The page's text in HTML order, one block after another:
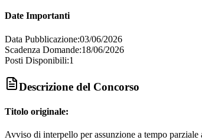
Date Importanti
Data Pubblicazione:03/06/2026
Scadenza Domande:18/06/2026
Posti Disponibili:1
Descrizione del Concorso
Titolo originale:
Avviso di interpello per assunzione a tempo